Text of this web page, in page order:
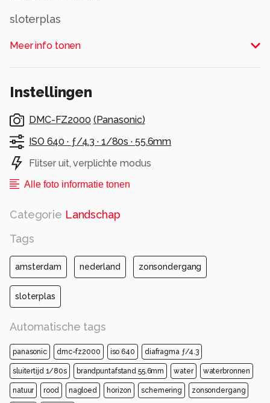
sloterplas
Alle rechten voorbehouden
Meer info tonen
Instellingen
DMC-FZ2000 (Panasonic)
ISO 640 · ƒ/4.3 · 1/80s · 55.6mm
Flitser uit, verplichte modus
Alle foto informatie tonen
Categorie Landschap
Tags
amsterdam nederland zonsondergang
sloterplas
Automatische tags
panasonic dmc-fz2000 iso 640 diafragma ƒ/4.3
sluitertijd 1/80s brandpuntafstand 55.6mm water waterbronnen
natuur rood nagloed horizon schemering zonsondergang